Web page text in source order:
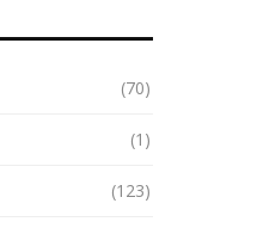
(70)
(1)
(123)